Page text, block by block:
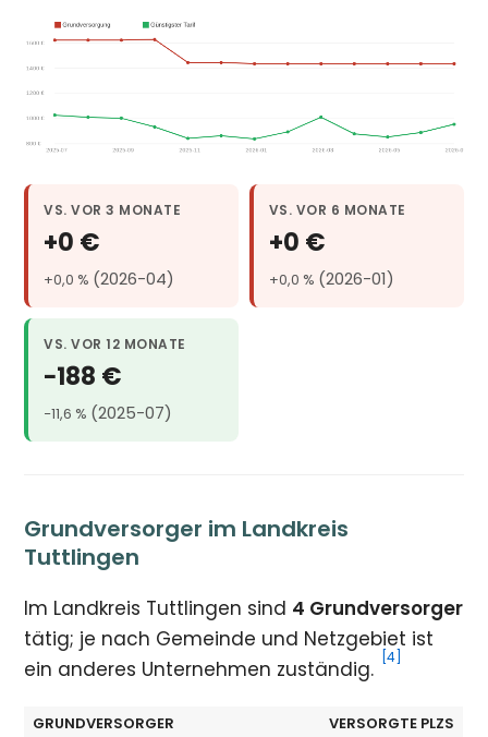
VS. VOR 3 MONATE
+0 €
+0,0 % (2026-04)
VS. VOR 6 MONATE
+0 €
+0,0 % (2026-01)
VS. VOR 12 MONATE
−188 €
−11,6 % (2025-07)
Grundversorger im Landkreis
Tuttlingen
Im Landkreis Tuttlingen sind 4 Grundversorger
tätig; je nach Gemeinde und Netzgebiet ist
ein anderes Unternehmen zuständig.
[4]
GRUNDVERSORGER VERSORGTE PLZS